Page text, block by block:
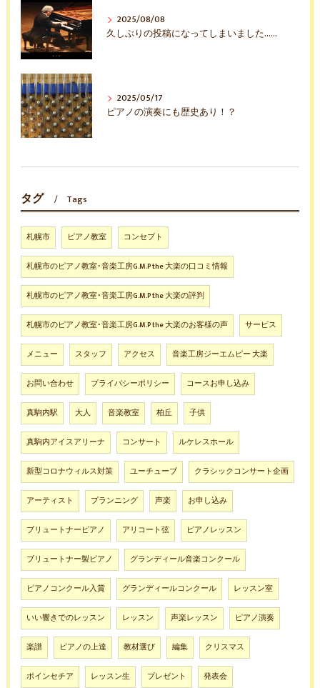
2025/08/08
久しぶりの投稿になってしまいました……
2025/05/17
ピアノの演奏にも歴史あり！？
タグ Tags
札幌市 ピアノ教室 コンセプト
札幌市のピアノ教室･音楽工房G.M.P the 大楽の口コミ情報
札幌市のピアノ教室･音楽工房G.M.P the 大楽の評判
札幌市のピアノ教室･音楽工房G.M.P the 大楽のお客様の声 サービス
メニュー スタッフ アクセス 音楽工房ジーエムピー 大楽
お問い合わせ プライバシーポリシー コースお申し込み
真駒内駅 大人 音楽教室 柏丘 子供
真駒内アイスアリーナ コンサート ルケレスホール
新型コロナウィルス対策 ユーチューブ クラシックコンサート企画
アーティスト プランニング 声楽 お申し込み
ブリュートナーピアノ アリコート弦 ピアノレッスン
ブリュートナー製ピアノ グランディール音楽コンクール
ピアノコンクール入賞 グランディールコンクール レッスン室
いい響きでのレッスン レッスン 声楽レッスン ピアノ演奏
楽譜 ピアノの上達 教材選び 編集 クリスマス
ポインセチア レッスン生 プレゼント 発表会